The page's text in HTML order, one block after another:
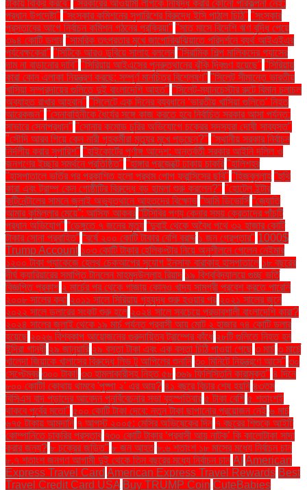
টাকায় বিক্রি করবে" "সরকারের আওয়ামী লীগকে নিষিদ্ধ করার কোনো পরিকল্পনা নেই:
প্রধান উপদেষ্টা" "সংস্কার কমিশনের সুপারিশের বিরুদ্ধে ইসি পাঠাল চিঠি" "সংস্কার
প্রস্তাবের আগে নির্বাচন কমিশন গঠনের প্রক্রিয়া" "সাত মাসে বিদেশি ঋণ বৃদ্ধি পেয়ে
৩৯৪ কোটি ডলার "সামরিক তৎপরতার মুখে জাপোরিঝঝিয়াতে পরিদর্শনে ব্যর্থ আইএইএর
পর্যবেক্ষকেরা" "সিটিকে আরও ডুবিয়ে সালাহ বললেন "সিরামিক শিল্প মালিকদের গ্যাসের
দাম না বাড়ানোর দাবি" "সিরিয়ায় আইএসের পুনরুত্থানের ঝুঁকি দ্বিগুণ হয়েছে" "সিরিয়ায়
কারা কোন এলাকা নিয়ন্ত্রণ করছে: সম্পূর্ণ মানচিত্র বিশ্লেষণ" "সিলেট সীমান্তে ভারতীয়
খাসিয়া সম্প্রদায়ের গুলিতে দুই বাংলাদেশি আহত" "সিলেট-ম্যানচেস্টার রুটে বিমান চলাচল
অব্যাহত রাখার আহ্বান" "সিলেটে এক দিনের ব্যবধানে ‘ভারতীয় খাসিয়া গু‌লিতে’ নিহত
আরেকজন" "সেনাবাহিনীকে ধৈর্যের সঙ্গে কাজ করতে হবে নির্বাচিত সরকার আসা পর্যন্ত:
সাভারে সেনাপ্রধান" "সোনার কমোড চুরির অভিযোগে চক্রের সদস্যরা দোষী সাব্যস্ত"
"সৌদি আরব গিয়ে কেন নারী গৃহকর্মীরা মৃত্যুর মুখে পড়ছেন?" "স্থানীয় সরকার নির্বাচন
নির্দলীয় করার সুপারিশ" "হাইকোর্টের পূর্ণাঙ্গ আদেশ: অন্তর্বর্তী সরকার আইনি দলিল ও
জনগণের ইচ্ছার সমর্থনে প্রতিষ্ঠিত" "হাঙ্গার প্রজেক্টে ঢাকায় চাকরি "হালিশহর
"হাসপাতালে ভর্তির পর প্রকাশিত হলো প্রথম পোপ ফ্রান্সিসের ছবি" "হিজবুল্লাহ "হুথি
কারা এবং ট্রাম্প কেন গোষ্ঠীটির বিরুদ্ধে বড় হামলা শুরু করলেন?" "হোটেল ইন্টার
কন্টিনেন্টালের সামনে জুলাই অভ্যুত্থানে আহতদের বিক্ষোভ “আমি ডিভোর্সি “জ্যোতি
আমার কুমিল্লার মেয়ে”: আসিফ আকবর “টিসিবির পণ্য কেনার সময় ক্রেতাদের পাঁচটি
প্রধান অভিযোগ” “ডেঙ্গুতে ৭ জনের মৃত্যু “দুবাই থেকে অবৈধ পথে ৩২ হাজার কোটি
টাকার সোনা প্রবাহিত” “বর্ষে ২০০ কোটি টাকার বেশি বরাদ্দ ১ জন গ্রেপ্তার" 1000$
Trump Account ১০৩ কোটি টাকার হেলিকপ্টার নিয়ে অনুশীলনে গেলেন নেইমার
১২০০ টাকা প্যাকেজে হেলথ চেকআপের সুযোগ ইনসাফ বারাকাহ হাসপাতালে ১৮ বছরের
দীর্ঘ ক্যারিয়ারের সমাপ্তি টানলেন মাহমুদউল্লাহ রিয়াদ ১৯ বিশ্ববিদ্যালয়ে গুচ্ছ ভর্তি
বিজ্ঞপ্তি প্রকাশ ২ মার্চের পর থেকে গাজায় কোনও খাদ্য সামগ্রী প্রবেশ করতে পারেনি
২০০৮ সালের কথা ২০১১ সালে সিরিয়ায় গৃহযুদ্ধ শুরু হওয়ার পর ২০২১ সালের জুনে
২০২২ সালে ডলারের সংকট শুরু হলে ২০২৪ সালে সবচেয়ে প্রভাবশালী বাংলাদেশি কারা?
২০২৪ সালের জুলাই থেকে ১৯ মার্চ পর্যন্ত প্রবাসী আয় মোট ২ হাজার ৭৪ কোটি ডলার
হয়েছে ২০২৬ বিশ্বকাপ আয়োজনের গুরুদায়িত্ব ট্রাম্পের কাঁধে ২৮টি গুলিতে নিহত হন
ইন্দিরা গান্ধী ২৯ জানুয়ারি ২৯ বস্তা টাকা এবং এক বস্তা চিঠি পাওয়া গেছে ৩ মার্চ ৩ মার্চে
খালেদা জিয়াকে খালাসের বিরুদ্ধে লিভ টু আপিলের শুনানি ৩০ মিনিটে নিয়ন্ত্রণে আসে" ৩০
সেপ্টেম্বর ৩০০ টাকা! ৩৩ হামলাকারীসহ নিহত ৫৮ ৩৬৯ ফিলিস্তিনি কারামুক্ত" ৪ দিনে
৮০০ কোটি! কোথায় থামবে 'পুষ্পা ২' এর আয়? ৪১ বছরে বিচার শেষ হয়নি ৪৩তম
বিসিএস বাদ পড়াদের আবেদন পুনর্বিবেচনার সভা বৃহস্পতিবার ৫ টাকা বেশি ৫ শতাংশই
থাকবে পূর্বের মতো" ৫০০ কোটি টাকা দেবে: নতুন টাকা ছাপানোর প্রয়োজন নেই ৬ মার্চ
৬৭৫ টাকায় আমদানি ৭ আগস্ট ২০০৫: মেসির অভিষেকের দিন ৭ বছরের শিশুকে আইটি
কোম্পানিতে চাকরির প্রস্তাব ৭৩০ কোটি টাকার ‘প্রবাসী আয় নাটক’ কি কালোটাকা সাদা
করার জন্য? ৮ চক্রের জড়িত" ৮ জন আহত ৮.৬ শতাংশ ১৮ মাসের মধ্যে নির্বাচন চান
৮.৭ শতাংশ জনগণ আগামী দুই থেকে তিন বছরের মধ্যে নির্বাচন চান AI American
Express Travel Card American Express Travel Rewards Best
Travel Credit Card USA Buy TRUMP Coin CuteBabies